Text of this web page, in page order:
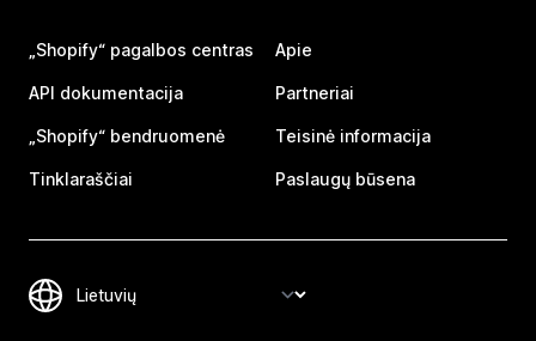
„Shopify“ pagalbos centras
API dokumentacija
„Shopify“ bendruomenė
Tinklaraščiai
Apie
Partneriai
Teisinė informacija
Paslaugų būsena